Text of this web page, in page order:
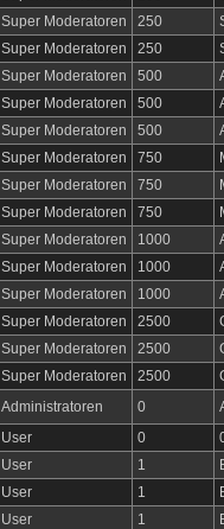
Super Moderatoren
250
Super Moderatoren
250
Super Moderatoren
500
Super Moderatoren
500
Super Moderatoren
500
Super Moderatoren
750
Super Moderatoren
750
Super Moderatoren
750
Super Moderatoren
1000
Super Moderatoren
1000
Super Moderatoren
1000
Super Moderatoren
2500
Super Moderatoren
2500
Super Moderatoren
2500
Administratoren
0
User
0
User
1
User
1
User
1